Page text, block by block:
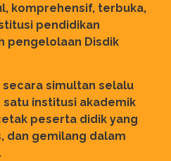
komprehensif, terbuka,
pendidikan
pengelolaan Disdik
secara simultan selalu
satu institusi akademik
peserta didik yang
dan gemilang dalam